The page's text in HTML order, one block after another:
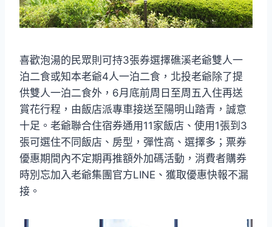
喜歡泡湯的民眾則可持3張券選擇礁溪老爺雙人一
泊二食或知本老爺4人一泊二食，北投老爺除了提
供雙人一泊二食外，6月底前周日至周五入住再送
賞花行程，由飯店派專車接送至陽明山踏青，誠意
十足。老爺聯合住宿券通用11家飯店、使用1張到3
張可選住不同飯店、房型，彈性高、選擇多；票券
優惠期間內不定期再推額外加碼活動，消費者購券
時別忘加入老爺集團官方LINE、獲取優惠快報不漏
接。